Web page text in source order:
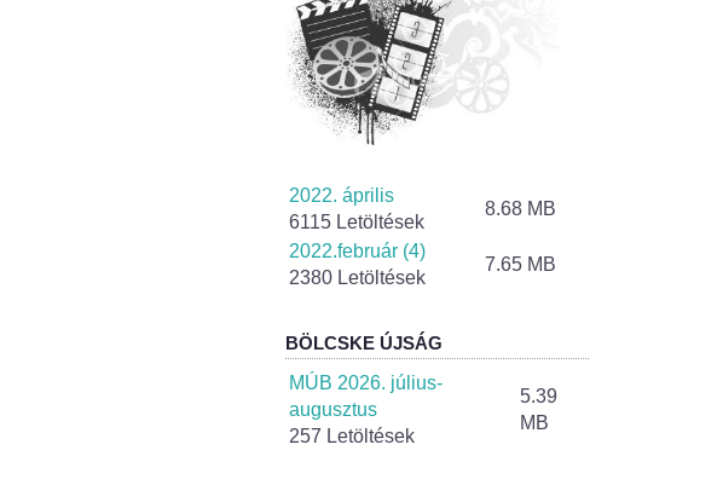
2022. április
6115 Letöltések
8.68 MB
2022.február (4)
2380 Letöltések
7.65 MB
BÖLCSKE ÚJSÁG
MÚB 2026. július-
augusztus
257 Letöltések
5.39
MB